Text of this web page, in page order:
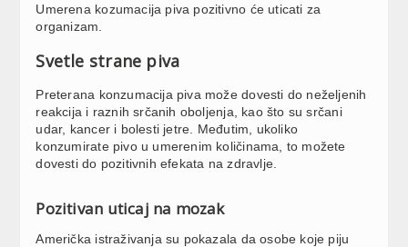
Umerena kozumacija piva pozitivno će uticati za
organizam.
Svetle strane piva
Preterana konzumacija piva može dovesti do neželjenih
reakcija i raznih srčanih oboljenja, kao što su srčani
udar, kancer i bolesti jetre. Međutim, ukoliko
konzumirate pivo u umerenim količinama, to možete
dovesti do pozitivnih efekata na zdravlje.
Pozitivan uticaj na mozak
Američka istraživanja su pokazala da osobe koje piju